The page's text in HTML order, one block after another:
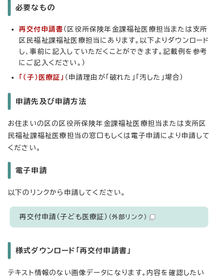
必要なもの
再交付申請書 （区役所保険年金課福祉医療担当または支所
区民福祉課福祉医療担当にあります。以下よりダウンロード
し、事前に記入していただくことができます。記載例を参考
にご記入ください。）
「（子）医療証」 （申請理由が「破れた」「汚した」場合）
申請先及び申請方法
お住まいの区の区役所保険年金課福祉医療担当または支所区
民福祉課福祉医療担当の窓口もしくは電子申請により申請して
ください。
電子申請
以下のリンクから申請してください。
再交付申請（子ども医療証） （外部リンク）
様式ダウンロード「再交付申請書」
テキスト情報のない画像データになります。内容を確認したい